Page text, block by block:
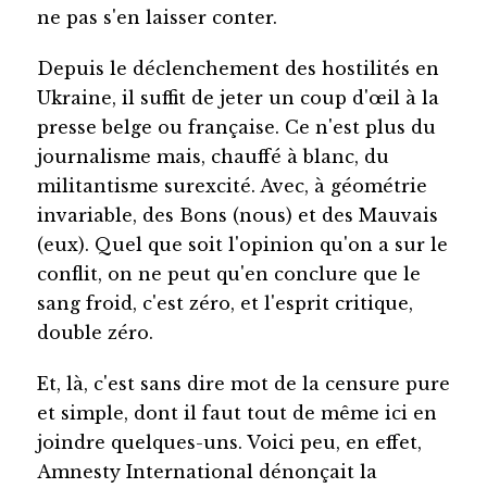
ne pas s'en laisser conter.
Depuis le déclenchement des hostilités en
Ukraine, il suffit de jeter un coup d'œil à la
presse belge ou française. Ce n'est plus du
journalisme mais, chauffé à blanc, du
militantisme surexcité. Avec, à géométrie
invariable, des Bons (nous) et des Mauvais
(eux). Quel que soit l'opinion qu'on a sur le
conflit, on ne peut qu'en conclure que le
sang froid, c'est zéro, et l'esprit critique,
double zéro.
Et, là, c'est sans dire mot de la censure pure
et simple, dont il faut tout de même ici en
joindre quelques-uns. Voici peu, en effet,
Amnesty International dénonçait la